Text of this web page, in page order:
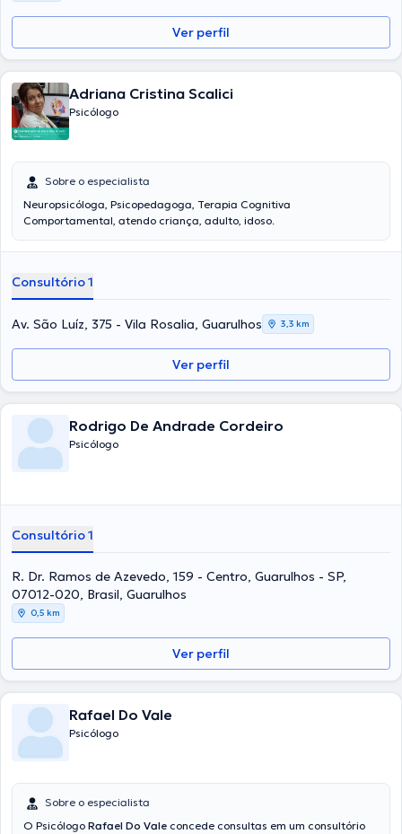
Ver perfil
Adriana Cristina Scalici
Psicólogo
Sobre o especialista
Neuropsicóloga, Psicopedagoga, Terapia Cognitiva
Comportamental, atendo criança, adulto, idoso.
Consultório 1
Av. São Luíz, 375 - Vila Rosalia, Guarulhos 3,3 km
Ver perfil
Rodrigo De Andrade Cordeiro
Psicólogo
Consultório 1
R. Dr. Ramos de Azevedo, 159 - Centro, Guarulhos - SP,
07012-020, Brasil, Guarulhos
0,5 km
Ver perfil
Rafael Do Vale
Psicólogo
Sobre o especialista
O Psicólogo Rafael Do Vale concede consultas em um consultório